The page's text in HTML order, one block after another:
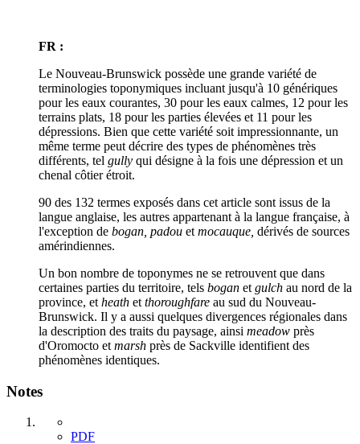
FR :
Le Nouveau-Brunswick possède une grande variété de
terminologies toponymiques incluant jusqu'à 10 génériques
pour les eaux courantes, 30 pour les eaux calmes, 12 pour les
terrains plats, 18 pour les parties élevées et 11 pour les
dépressions. Bien que cette variété soit impressionnante, un
même terme peut décrire des types de phénomènes très
différents, tel gully qui désigne à la fois une dépression et un
chenal côtier étroit.
90 des 132 termes exposés dans cet article sont issus de la
langue anglaise, les autres appartenant à la langue française, à
l'exception de bogan, padou et mocauque, dérivés de sources
amérindiennes.
Un bon nombre de toponymes ne se retrouvent que dans
certaines parties du territoire, tels bogan et gulch au nord de la
province, et heath et thoroughfare au sud du Nouveau-
Brunswick. Il y a aussi quelques divergences régionales dans
la description des traits du paysage, ainsi meadow près
d'Oromocto et marsh près de Sackville identifient des
phénomènes identiques.
Notes
PDF